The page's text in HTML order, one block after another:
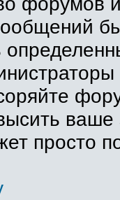
просто